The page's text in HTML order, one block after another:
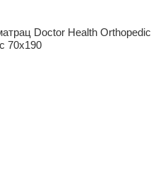
Doctor Health Orthopedic
70x190